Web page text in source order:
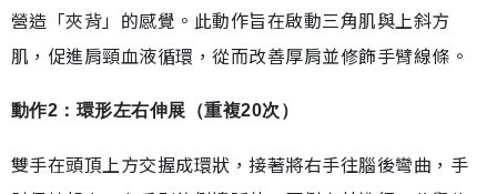
營造「夾背」的感覺。此動作旨在啟動三角肌與上斜方
肌，促進肩頸血液循環，從而改善厚肩並修飾手臂線條。
動作2：環形左右伸展（重複20次）
雙手在頭頂上方交握成環狀，接著將右手往腦後彎曲，手